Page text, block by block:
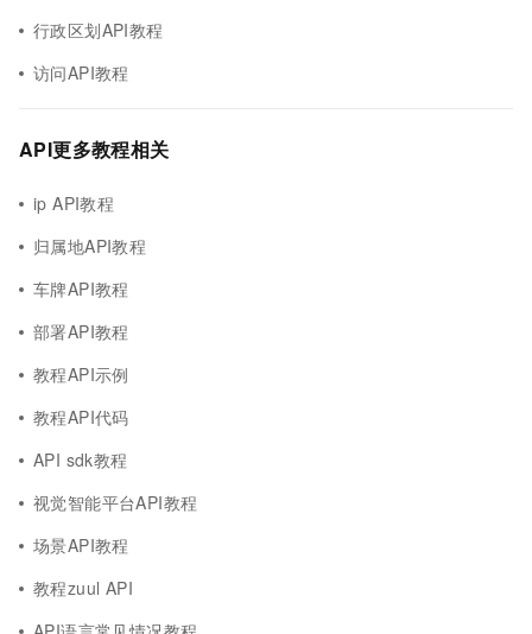
行政区划API教程
访问API教程
API更多教程相关
ip API教程
归属地API教程
车牌API教程
部署API教程
教程API示例
教程API代码
API sdk教程
视觉智能平台API教程
场景API教程
教程zuul API